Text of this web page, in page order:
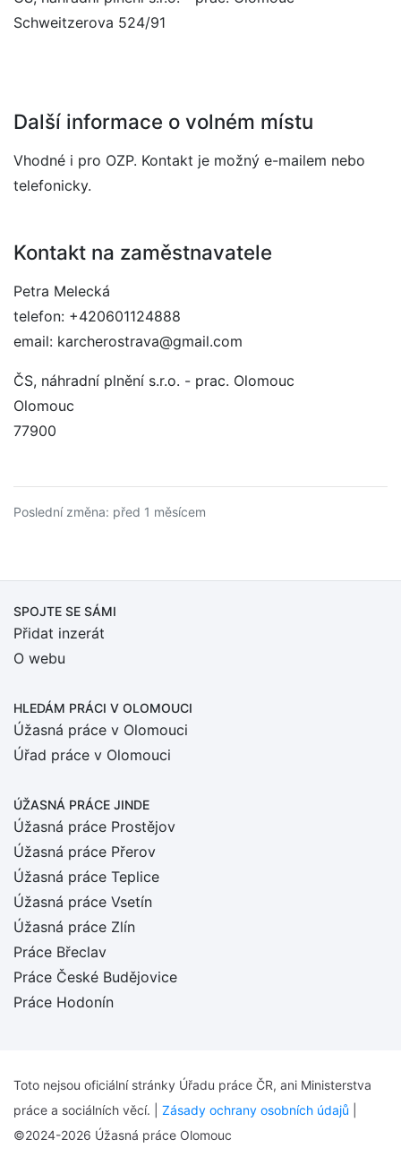
Schweitzerova 524/91
Další informace o volném místu
Vhodné i pro OZP. Kontakt je možný e-mailem nebo
telefonicky.
Kontakt na zaměstnavatele
Petra Melecká
telefon: +420601124888
email: karcherostrava@gmail.com
ČS, náhradní plnění s.r.o. - prac. Olomouc
Olomouc
77900
Poslední změna: před 1 měsícem
SPOJTE SE SÁMI
Přidat inzerát
O webu
HLEDÁM PRÁCI V OLOMOUCI
Úžasná práce v Olomouci
Úřad práce v Olomouci
ÚŽASNÁ PRÁCE JINDE
Úžasná práce Prostějov
Úžasná práce Přerov
Úžasná práce Teplice
Úžasná práce Vsetín
Úžasná práce Zlín
Práce Břeclav
Práce České Budějovice
Práce Hodonín
Toto nejsou oficiální stránky Úřadu práce ČR, ani Ministerstva
práce a sociálních věcí. | Zásady ochrany osobních údajů
©2024-2026 Úžasná práce Olomouc